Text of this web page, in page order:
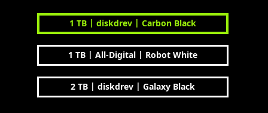
1 TB | diskdrev | Carbon Black
1 TB | All-Digital | Robot White
2 TB | diskdrev | Galaxy Black